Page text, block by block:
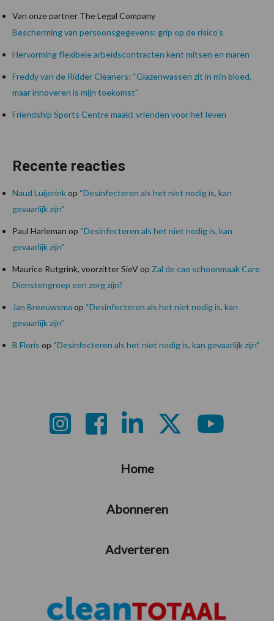
Van onze partner The Legal Company
Bescherming van persoonsgegevens: grip op de risico’s
Hervorming flexibele arbeidscontracten kent mitsen en maren
Freddy van de Ridder Cleaners: “Glazenwassen zit in m’n bloed,
maar innoveren is mijn toekomst”
Friendship Sports Centre maakt vrienden voor het leven
Recente reacties
Naud Luijerinkop “Desinfecteren als het niet nodig is, kan
gevaarlijk zijn”
Paul Harleman op “Desinfecteren als het niet nodig is, kan
gevaarlijk zijn”
Maurice Rutgrink, voorzitter SieVop Zal de cao schoonmaak Care
Dienstengroep een zorg zijn?
Jan Breeuwsma op “Desinfecteren als het niet nodig is, kan
gevaarlijk zijn”
B Floris op “Desinfecteren als het niet nodig is, kan gevaarlijk zijn”
Home
Abonneren
Adverteren